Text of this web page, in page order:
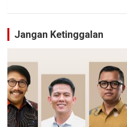
Jangan Ketinggalan